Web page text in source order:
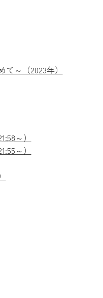
～（2023年）
～）
～）